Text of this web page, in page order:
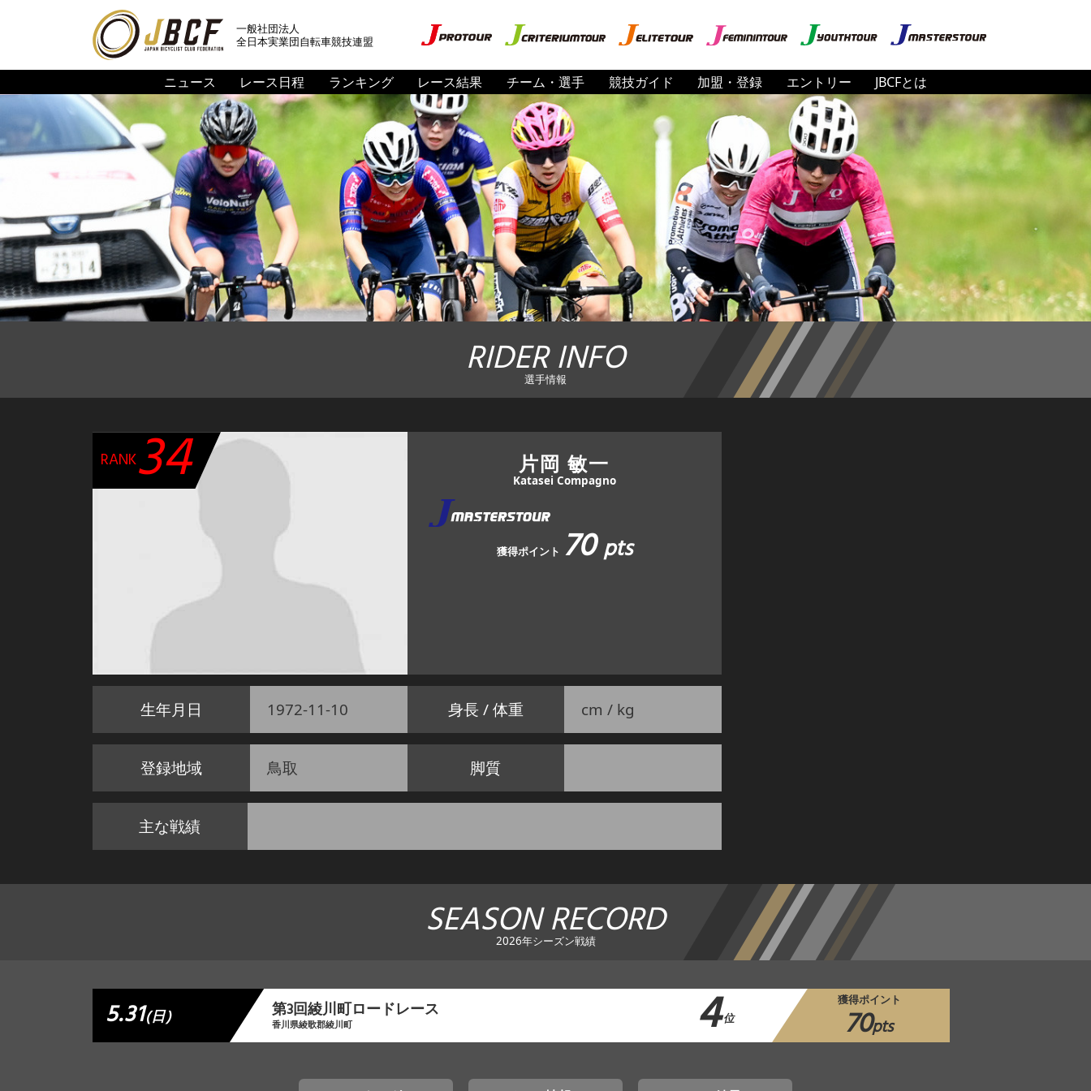
一般社団法人
全日本実業団自転車競技連盟
ニュース レース日程 ランキング レース結果 チーム・選手 競技ガイド 加盟・登録 エントリー JBCFとは
RIDER INFO
選手情報
RANK34 片岡 敏一
Katasei Compagno
獲得ポイント 70pts
生年月日 1972-11-10 身長 / 体重 cm / kg
登録地域 鳥取 脚質
主な戦績
SEASON RECORD
2026年シーズン戦績
5.31(日) 第3回綾川町ロードレース
香川県綾歌郡綾川町 4位
獲得ポイント
70pts